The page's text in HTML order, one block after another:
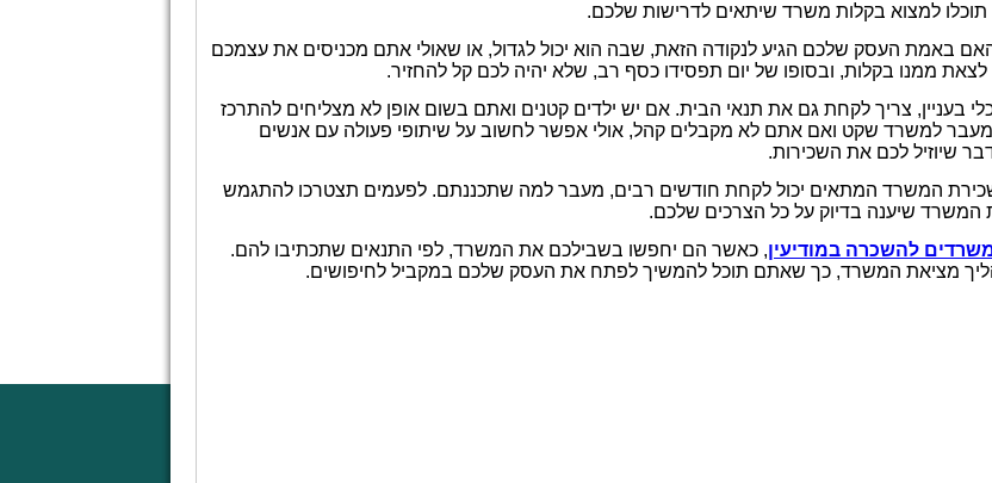
תוכלו למצוא בקלות משרד שיתאים לדרישות שלכם.
באמת העסק שלכם הגיע לנקודה הזאת, שבה הוא יכול לגדול, או שאולי אתם מכניסים את עצמכם
ממנו בקלות, ובסופו של יום תפסידו כסף רב, שלא יהיה לכם קל להחזיר.
בעניין, צריך לקחת גם את תנאי הבית. אם יש ילדים קטנים ואתם בשום אופן לא מצליחים להתרכז
למשרד שקט ואם אתם לא מקבלים קהל, אולי אפשר לחשוב על שיתופי פעולה עם אנשים
שיוזיל לכם את השכירות.
המשרד המתאים יכול לקחת חודשים רבים, מעבר למה שתכננתם. לפעמים תצטרכו להתגמש
שיענה בדיוק על כל הצרכים שלכם.
להשכרה במודיעין, כאשר הם יחפשו בשבילכם את המשרד, לפי התנאים שתכתיבו להם.
מציאת המשרד, כך שאתם תוכל להמשיך לפתח את העסק שלכם במקביל לחיפושים.